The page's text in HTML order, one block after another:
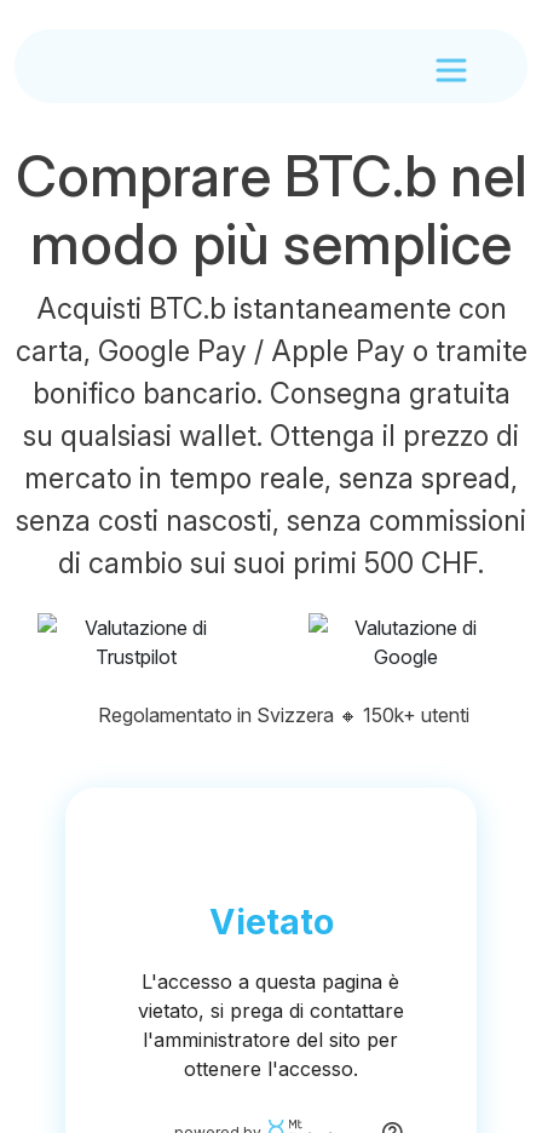
Comprare BTC.b nel
modo più semplice
Acquisti BTC.b istantaneamente con
carta, Google Pay / Apple Pay o tramite
bonifico bancario. Consegna gratuita
su qualsiasi wallet. Ottenga il prezzo di
mercato in tempo reale, senza spread,
senza costi nascosti, senza commissioni
di cambio sui suoi primi 500 CHF.
Regolamentato in Svizzera 🔸 150k+ utenti